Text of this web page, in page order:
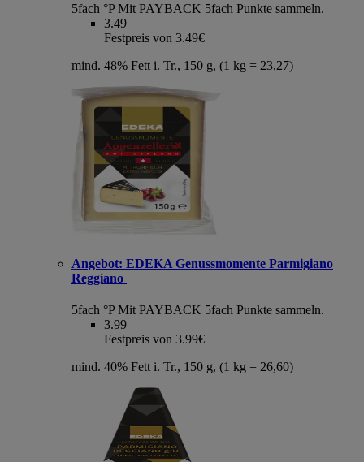
5fach °P Mit PAYBACK 5fach Punkte sammeln.
3.49
Festpreis von 3.49€
mind. 48% Fett i. Tr., 150 g, (1 kg = 23,27)
Angebot: EDEKA Genussmomente Parmigiano
Reggiano
5fach °P Mit PAYBACK 5fach Punkte sammeln.
3.99
Festpreis von 3.99€
mind. 40% Fett i. Tr., 150 g, (1 kg = 26,60)